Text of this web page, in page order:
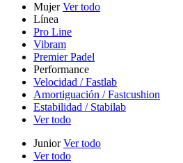
MujerVer todo
Línea
Pro Line
Vibram
Premier Padel
Performance
Velocidad / Fastlab
Amortiguación / Fastcushion
Estabilidad / Stabilab
Ver todo
JuniorVer todo
Ver todo